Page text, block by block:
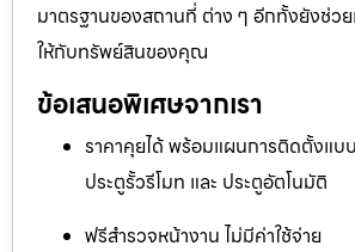
มาตรฐานของสถานที่ ต่าง ๆ อีกทั้งยังช่ว
ให้กับทรัพย์สินของคุณ
ข้อเสนอพิเศษจากเรา
ราคาคุยได้ พร้อมแผนการติดตั้งแบ
ประตูรั้วรีโมท และ ประตูอัตโนมัติ
ฟรีสำรวจหน้างาน ไม่มีค่าใช้จ่าย